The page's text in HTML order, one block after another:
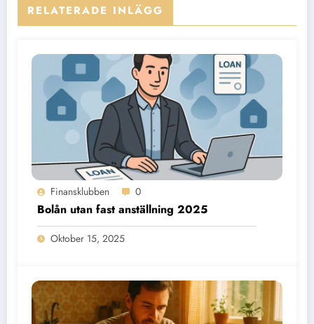
RELATERADE INLÄGG
Finansklubben 0
Bolån utan fast anställning 2025
Oktober 15, 2025